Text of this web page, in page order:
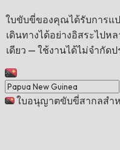
ใบขับขี่ของคุณได้รับการแ
เดินทางได้อย่างอิสระไป
เดียว — ใช้งานได้ไม่จำกัด
ใบอนุญาตขับขี่สากลสำห